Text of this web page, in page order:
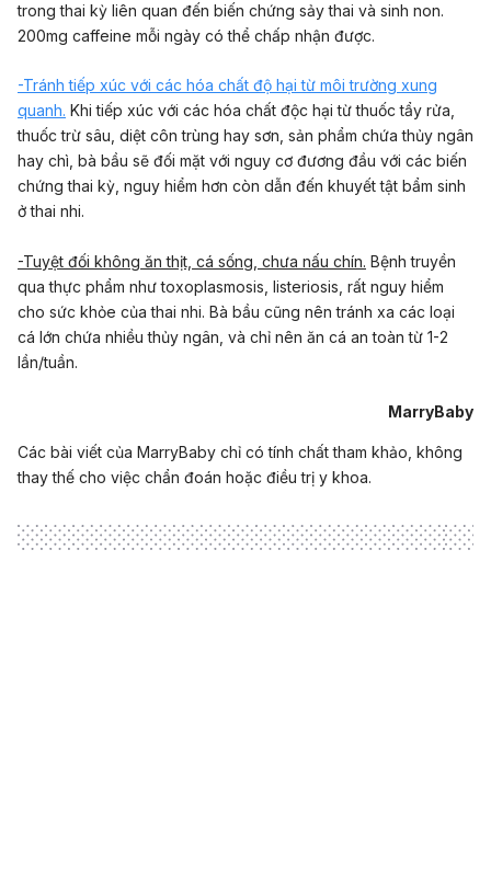
trong thai kỳ liên quan đến biến chứng sảy thai và sinh non.
200mg caffeine mỗi ngày có thể chấp nhận được.
-Tránh tiếp xúc với các hóa chất độ hại từ môi trường xung
quanh. Khi tiếp xúc với các hóa chất độc hại từ thuốc tẩy rửa,
thuốc trừ sâu, diệt côn trùng hay sơn, sản phẩm chứa thủy ngân
hay chì, bà bầu sẽ đối mặt với nguy cơ đương đầu với các biến
chứng thai kỳ, nguy hiểm hơn còn dẫn đến khuyết tật bẩm sinh
ở thai nhi.
-Tuyệt đối không ăn thịt, cá sống, chưa nấu chín. Bệnh truyền
qua thực phẩm như toxoplasmosis, listeriosis, rất nguy hiểm
cho sức khỏe của thai nhi. Bà bầu cũng nên tránh xa các loại
cá lớn chứa nhiều thủy ngân, và chỉ nên ăn cá an toàn từ 1-2
lần/tuần.
MarryBaby
Các bài viết của MarryBaby chỉ có tính chất tham khảo, không
thay thế cho việc chẩn đoán hoặc điều trị y khoa.